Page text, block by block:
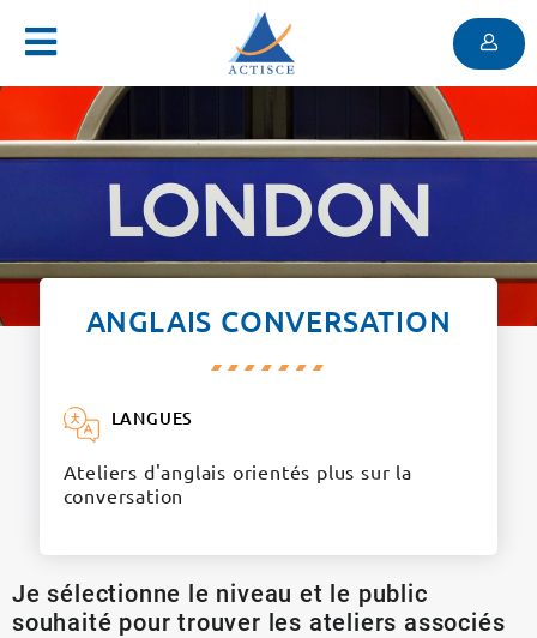
Menu
ANGLAIS CONVERSATION
LANGUES
Ateliers d'anglais orientés plus sur la
conversation
Je sélectionne le niveau et le public
souhaité pour trouver les ateliers associés